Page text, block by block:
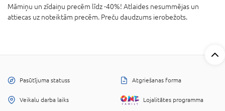
Māmiņu un zīdaiņu precēm līdz -40%! Atlaides nesummējas un
attiecas uz noteiktām precēm. Preču daudzums ierobežots.
Pasūtījuma statuss Atgriešanas forma
Veikalu darba laiks Lojalitātes programma